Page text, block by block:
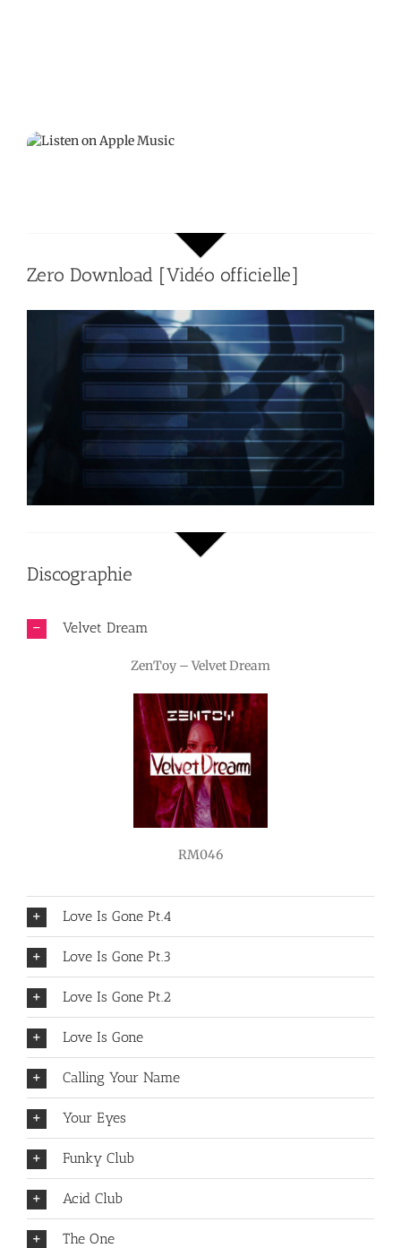
Zero Download [Vidéo officielle]
Discographie
Velvet Dream
ZenToy – Velvet Dream
RM046
Love Is Gone Pt.4
Love Is Gone Pt.3
Love Is Gone Pt.2
Love Is Gone
Calling Your Name
Your Eyes
Funky Club
Acid Club
The One